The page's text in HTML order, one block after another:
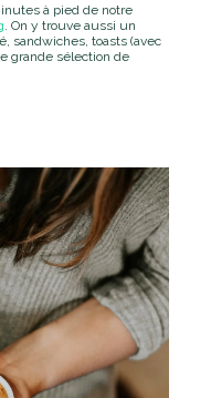
à pied de notre
. On y trouve aussi un
sandwiches, toasts (avec
grande sélection de